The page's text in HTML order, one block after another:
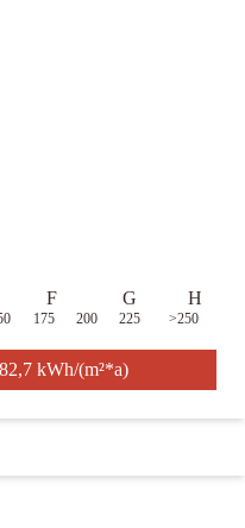
F G H
175 200 225 >250
kWh/(m²*a)